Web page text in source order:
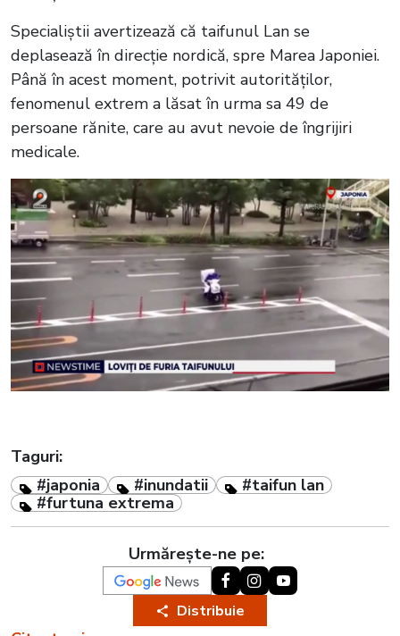
Specialiștii avertizează că taifunul Lan se
deplasează în direcție nordică, spre Marea Japoniei.
Până în acest moment, potrivit autorităților,
fenomenul extrem a lăsat în urma sa 49 de
persoane rănite, care au avut nevoie de îngrijiri
medicale.
Taguri:
#japonia
#inundatii
#taifun lan
#furtuna extrema
Urmărește-ne pe:
Distribuie